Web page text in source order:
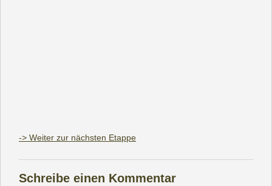
-> Weiter zur nächsten Etappe
Schreibe einen Kommentar